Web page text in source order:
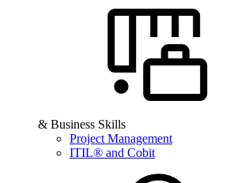
& Business Skills
Project Management
ITIL® and Cobit